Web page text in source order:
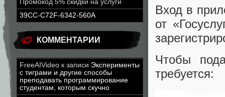
Промокод 5% скидки на услуги
39CC-C72F-6342-560A
КОММЕНТАРИИ
FreeAIVideo к записи Эксперименты
с тиграми и другие способы
преподавать программирование
студентам, которым скучно
Вход в
от
Чтобы
требуется: